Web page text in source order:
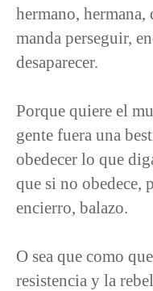
hermano,
manda perseguir,
desaparecer.
Porque quiere el
gente fuera una
obedecer lo que
que si no obedece,
encierro, balazo.
O sea que como
resistencia y la